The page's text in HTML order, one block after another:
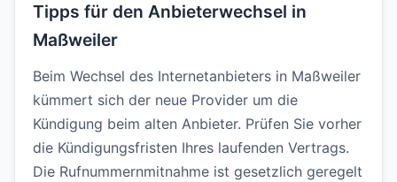
Tipps für den Anbieterwechsel in
Maßweiler
Beim Wechsel des Internetanbieters in Maßweiler
kümmert sich der neue Provider um die
Kündigung beim alten Anbieter. Prüfen Sie vorher
die Kündigungsfristen Ihres laufenden Vertrags.
Die Rufnummernmitnahme ist gesetzlich geregelt